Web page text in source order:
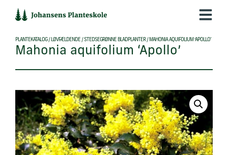
indholdet
PLANTEKATALOG/ LØVFÆLDENDE /STEDSEGRØNNE BLADPLANTER/ MAHONIA AQUIFOLIUM ‘APOLLO’
Mahonia aquifolium ‘Apollo’